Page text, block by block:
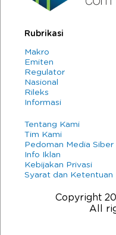
Rubrikasi
Makro
Emiten
Regulator
Nasional
Rileks
Informasi
Tentang Kami
Tim Kami
Pedoman Media Siber
Info Iklan
Kebijakan Privasi
Syarat dan Ketentuan
Copyright
All